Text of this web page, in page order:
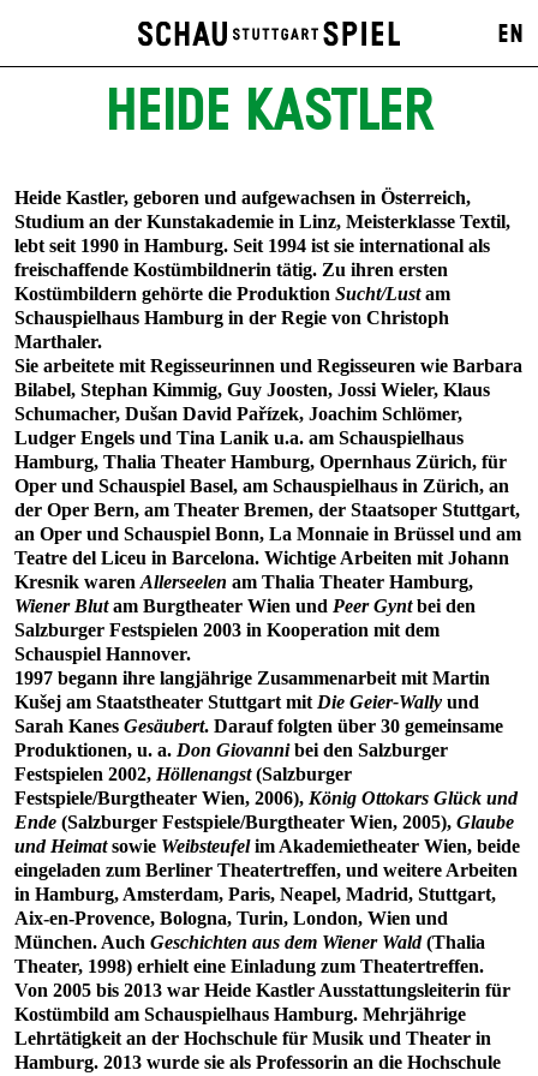
EN
HEIDE KASTLER
Heide Kastler, geboren und aufgewachsen in Österreich,
Studium an der Kunstakademie in Linz, Meisterklasse Textil,
lebt seit 1990 in Hamburg. Seit 1994 ist sie international als
freischaffende Kostümbildnerin tätig. Zu ihren ersten
Kostümbildern gehörte die Produktion Sucht/Lustam
Schauspielhaus Hamburg in der Regie von Christoph
Marthaler.
Sie arbeitete mit Regisseurinnen und Regisseuren wie Barbara
Bilabel, Stephan Kimmig, Guy Joosten, Jossi Wieler, Klaus
Schumacher, Dušan David Pařízek, Joachim Schlömer,
Ludger Engels und Tina Lanik u.a. am Schauspielhaus
Hamburg, Thalia Theater Hamburg, Opernhaus Zürich, für
Oper und Schauspiel Basel, am Schauspielhaus in Zürich, an
der Oper Bern, am Theater Bremen, der Staatsoper Stuttgart,
an Oper und Schauspiel Bonn, La Monnaie in Brüssel und am
Teatre del Liceu in Barcelona. Wichtige Arbeiten mit Johann
Kresnik waren Allerseelen am Thalia Theater Hamburg,
Wiener Blutam Burgtheater Wien und Peer Gyntbei den
Salzburger Festspielen 2003 in Kooperation mit dem
Schauspiel Hannover.
1997 begann ihre langjährige Zusammenarbeit mit Martin
Kušej am Staatstheater Stuttgart mit Die Geier-Wally und
Sarah Kanes Gesäubert. Darauf folgten über 30 gemeinsame
Produktionen, u. a. Don Giovannibei den Salzburger
Festspielen 2002, Höllenangst(Salzburger
Festspiele/Burgtheater Wien, 2006), König Ottokars Glück und
Ende (Salzburger Festspiele/Burgtheater Wien, 2005), Glaube
und Heimatsowie Weibsteufelim Akademietheater Wien, beide
eingeladen zum Berliner Theatertreffen, und weitere Arbeiten
in Hamburg, Amsterdam, Paris, Neapel, Madrid, Stuttgart,
Aix-en-Provence, Bologna, Turin, London, Wien und
München. Auch Geschichten aus dem Wiener Wald(Thalia
Theater, 1998) erhielt eine Einladung zum Theatertreffen.
Von 2005 bis 2013 war Heide Kastler Ausstattungsleiterin für
Kostümbild am Schauspielhaus Hamburg. Mehrjährige
Lehrtätigkeit an der Hochschule für Musik und Theater in
Hamburg. 2013 wurde sie als Professorin an die Hochschule